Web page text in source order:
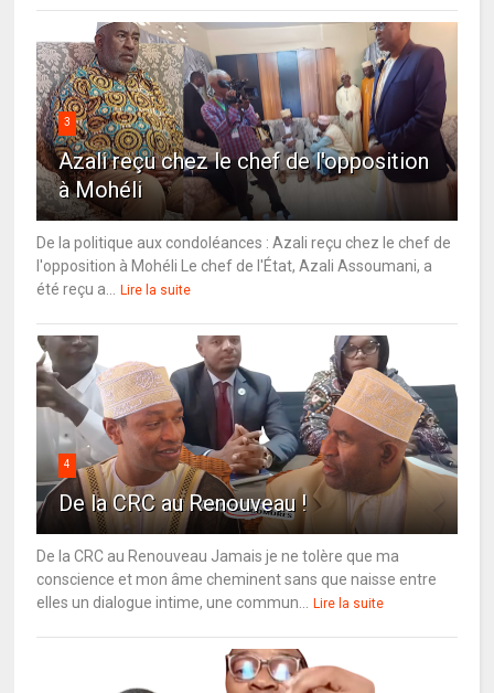
3
Azali reçu chez le chef de l'opposition
à Mohéli
De la politique aux condoléances : Azali reçu chez le chef de
l'opposition à Mohéli Le chef de l'État, Azali Assoumani, a
été reçu a...
Lire la suite
4
De la CRC au Renouveau !
De la CRC au Renouveau Jamais je ne tolère que ma
conscience et mon âme cheminent sans que naisse entre
elles un dialogue intime, une commun...
Lire la suite